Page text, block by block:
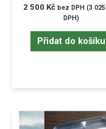
2 500 Kč bez DPH (3 025
DPH)
Přidat do košíku